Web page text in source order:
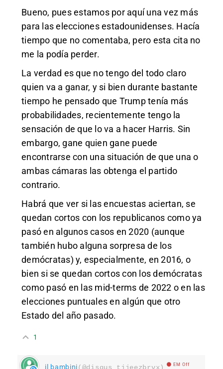
Bueno, pues estamos por aquí una vez más
para las elecciones estadounidenses. Hacía
tiempo que no comentaba, pero esta cita no
me la podía perder.
La verdad es que no tengo del todo claro
quien va a ganar, y si bien durante bastante
tiempo he pensado que Trump tenía más
probabilidades, recientemente tengo la
sensación de que lo va a hacer Harris. Sin
embargo, gane quien gane puede
encontrarse con una situación de que una o
ambas cámaras las obtenga el partido
contrario.
Habrá que ver si las encuestas aciertan, se
quedan cortos con los republicanos como ya
pasó en algunos casos en 2020 (aunque
también hubo alguna sorpresa de los
demócratas) y, especialmente, en 2016, o
bien si se quedan cortos con los demócratas
como pasó en las mid-terms de 2022 o en las
elecciones puntuales en algún que otro
Estado del año pasado.
1
il bambini EM Off